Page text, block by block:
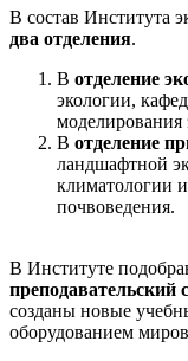
В состав Института
два отделения.
В отделение
экологии,
моделирования
В отделение
ландшафтной
климатологии
почвоведения.
В Институте
преподавательский
созданы новые
оборудованием